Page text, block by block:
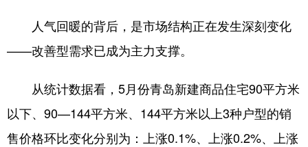
English Español Français عربى
Русский язык 日本語
人气回暖的背后，是市场结构正在发生深刻变化
——改善型需求已成为主力支撑。
从统计数据看，5月份青岛新建商品住宅90平方米
以下、90—144平方米、144平方米以上3种户型的销
售价格环比变化分别为：上涨0.1%、上涨0.2%、上涨